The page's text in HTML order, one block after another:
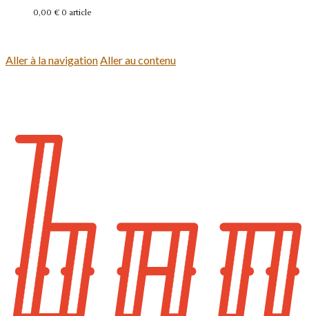
0,00 € 0 article
Aller à la navigationAller au contenu